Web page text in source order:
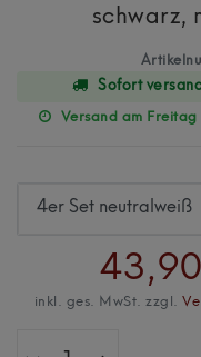
schwarz,
Sofort
Versand am Freitag
inkl. ges. MwSt. zzgl.